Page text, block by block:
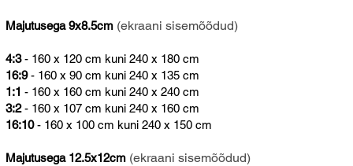
Majutusega 9x8.5cm (ekraani sisemõõdud)
4:3- 160 x 120 cm kuni 240 x 180 cm
16:9- 160 x 90 cm kuni 240 x 135 cm
1:1 - 160 x 160 cm kuni 240 x 240 cm
3:2- 160 x 107 cm kuni 240 x 160 cm
16:10- 160 x 100 cm kuni 240 x 150 cm
Majutusega 12.5x12cm (ekraani sisemõõdud)